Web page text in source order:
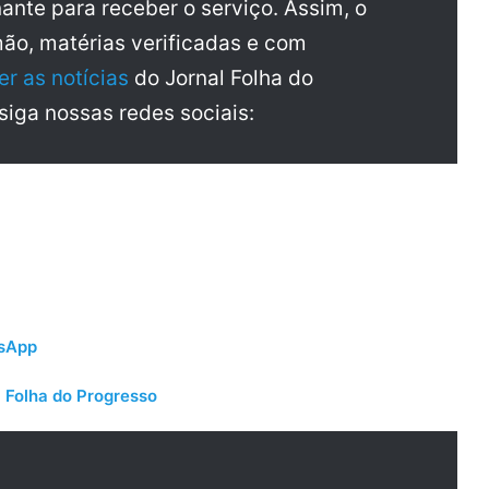
para receber o serviço. Assim, o
matérias verificadas e com
as notícias do Jornal Folha do
nossas redes sociais:
do Progresso